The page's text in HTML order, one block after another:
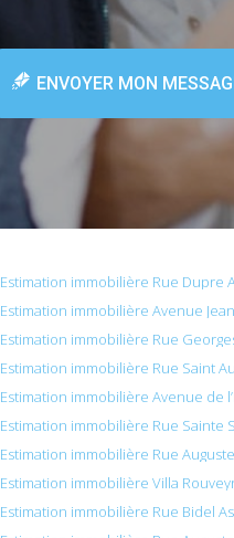
ENVOYER MON
Estimation immobilière Rue Dupre
Estimation immobilière Avenue
Estimation immobilière Rue
Estimation immobilière Rue Saint
Estimation immobilière Avenue de
Estimation immobilière Rue Sainte
Estimation immobilière Rue
Estimation immobilière Villa
Estimation immobilière Rue Bidel